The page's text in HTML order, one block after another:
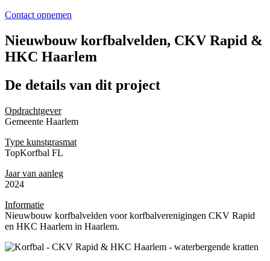
Contact opnemen
Nieuwbouw korfbalvelden, CKV Rapid &
HKC Haarlem
De details van dit project
Opdrachtgever
Gemeente Haarlem
Type kunstgrasmat
TopKorfbal FL
Jaar van aanleg
2024
Informatie
Nieuwbouw korfbalvelden voor korfbalverenigingen CKV Rapid
en HKC Haarlem in Haarlem.